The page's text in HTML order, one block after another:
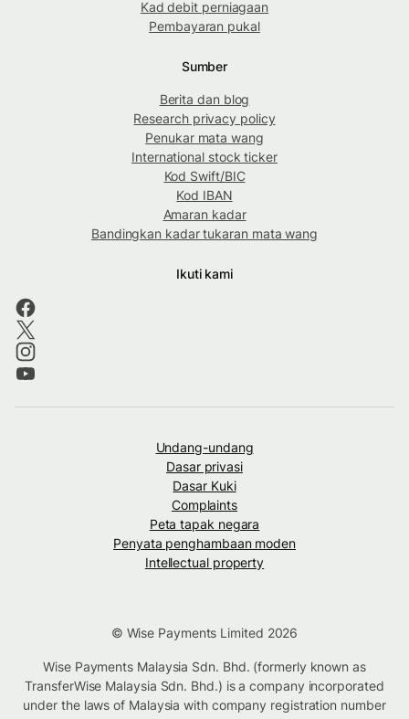
Kad debit perniagaan
Pembayaran pukal
Sumber
Berita dan blog
Research privacy policy
Penukar mata wang
International stock ticker
Kod Swift/BIC
Kod IBAN
Amaran kadar
Bandingkan kadar tukaran mata wang
Ikuti kami
Undang-undang
Dasar privasi
Dasar Kuki
Complaints
Peta tapak negara
Penyata penghambaan moden
Intellectual property
© Wise Payments Limited 2026
Wise Payments Malaysia Sdn. Bhd. (formerly known as
TransferWise Malaysia Sdn. Bhd.) is a company incorporated
under the laws of Malaysia with company registration number